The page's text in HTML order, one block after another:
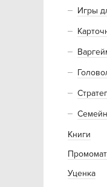
Игры
Книги
Уценка